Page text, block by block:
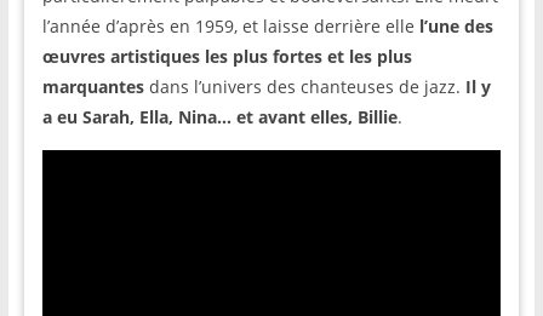
l’année d’après en 1959, et laisse derrière elle l’une des
œuvres artistiques les plus fortes et les plus
marquantesdans l’univers des chanteuses de jazz. Il y
a eu Sarah, Ella, Nina… et avant elles, Billie.